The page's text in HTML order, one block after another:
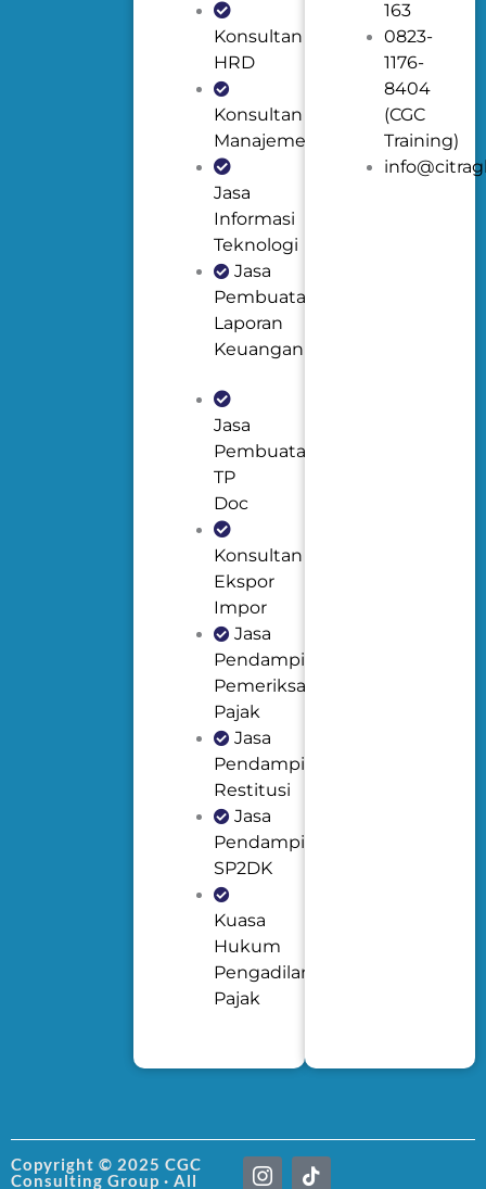
Konsultan
HRD
Konsultan
Manajemen
Jasa
Informasi
Teknologi
Jasa
Pembuatan
Laporan
Keuangan
Jasa
Pembuatan
TP
Doc
Konsultan
Ekspor
Impor
Jasa
Pendampingan
Pemeriksaan
Pajak
Jasa
Pendampingan
Restitusi
Jasa
Pendampingan
SP2DK
Kuasa
Hukum
Pengadilan
Pajak
163
0823-
1176-
8404
(CGC
Training)
Copyright © 2025 CGC
Consulting Group · All
I
c
T
i